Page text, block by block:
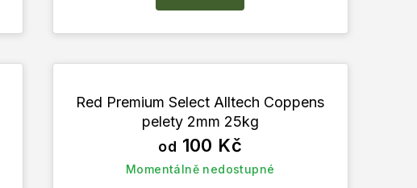
Red Premium Select Alltech Coppens
pelety 2mm 25kg
od 100 Kč
Momentálně nedostupné